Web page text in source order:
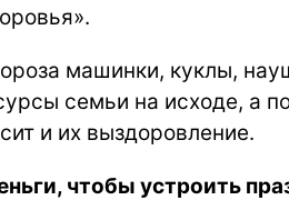
машинки, куклы,
семьи на исходе, а
и их выздоровление.
чтобы устроить